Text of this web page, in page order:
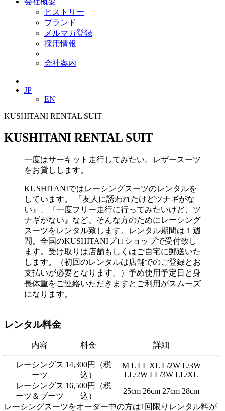
ヒストリー
ブランド
メルマガ登録
採用情報
会社案内
JP
EN
KUSHITANI RENTAL SUIT
KUSHITANI RENTAL SUIT
一度はサーキット走行してみたい。レザースーツ
をお貸しします。
KUSHITANIではレーシングスーツのレンタルを
しています。 『友人に誘われたけどツナギがな
い』、『一度フリー走行に行ってみたいけど、ツ
ナギがない』など、そんな方のためにレーシング
スーツをレンタル致します。レンタル期間は１週
間。全国のKUSHITANIプロショップで受付致し
ます。受け取りは店舗もしくはご自宅に郵送いた
します。（初回のレンタルは店舗でのご登録とお
支払いが必要となります。）予め使用予定日と身
長体重をご連絡いただきますとご利用がスムーズ
になります。
レンタル料金
内容 料金 詳細
レーシングス
ーツ
14,300円（税
込）
M L LL XL L/2W L/3W
LL/2W LL/3W LL/XL
レーシングス
ーツ＆ブーツ
16,500円（税
込）
25cm 26cm 27cm 28cm
レーシングスーツをオーダー中の方は1回限りレンタル料が